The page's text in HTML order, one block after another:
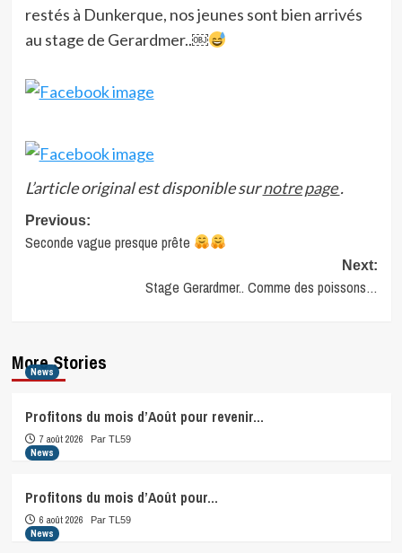
restés à Dunkerque, nos jeunes sont bien arrivés
au stage de Gerardmer..￼
L’article original est disponible surnotre page.
Post
navigation
Previous:
Seconde vague presque prête
Next:
Stage Gerardmer.. Comme des poissons…
More Stories
News
Profitons du mois d’Août pour revenir…
7 août 2026 Par TL59
News
Profitons du mois d’Août pour…
6 août 2026 Par TL59
News